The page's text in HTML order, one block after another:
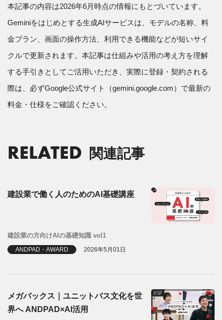
本記事の内容は2026年6月時点の情報にもとづいています。
Geminiをはじめとする生成AIサービスは、モデルの名称、料
金プラン、画面の操作方法、利用できる機能などが短いサイ
クルで更新されます。本記事は仕組みや活用の考え方を理解
する手引きとしてご活用いただき、実際に登録・契約される
際は、必ずGoogle公式サイト（gemini.google.com）で最新の
料金・仕様をご確認ください。
RELATED 関連記事
建設業で働く人のためのAI基礎講座
建設業の方向けAIの基礎知識 vol1
ANDPAD・AWARD 2026年5月01日
メガバックス｜ユニットバス文化を世
界へ ANDPAD×AI活用